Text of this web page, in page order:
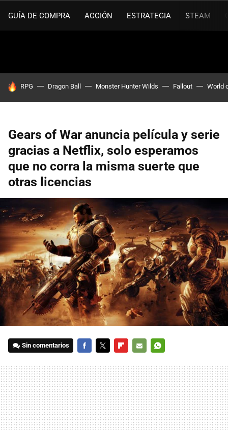
GUÍA DE COMPRA ACCIÓN ESTRATEGIA STEAM
HOY SE HABLA DE
RPG Dragon Ball Monster Hunter Wilds Fallout World
Gears of War anuncia película y serie
gracias a Netflix, solo esperamos
que no corra la misma suerte que
otras licencias
Sin comentarios
MAIL